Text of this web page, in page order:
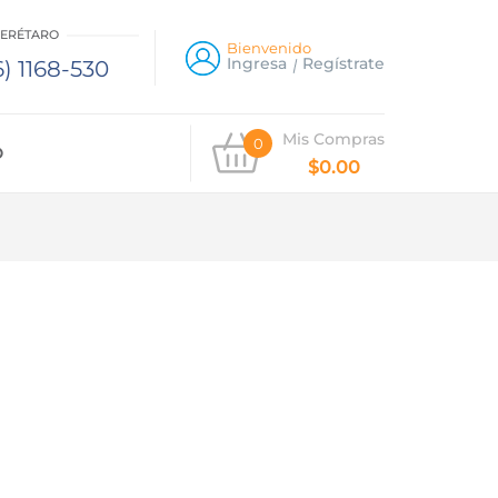
1168-530
Bienvenido
Ingresa Regístrate
0 Mis Compras
$0.00